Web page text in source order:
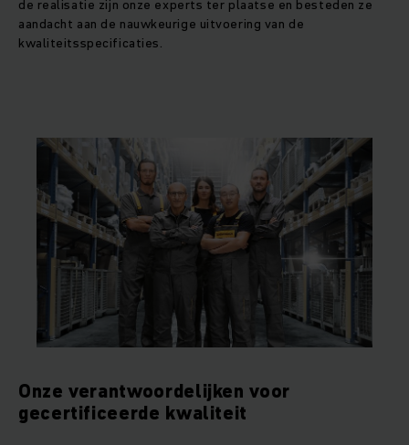
de realisatie zijn onze experts ter plaatse en besteden ze
aandacht aan de nauwkeurige uitvoering van de
kwaliteitsspecificaties.
Onze verantwoordelijken voor
gecertificeerde kwaliteit